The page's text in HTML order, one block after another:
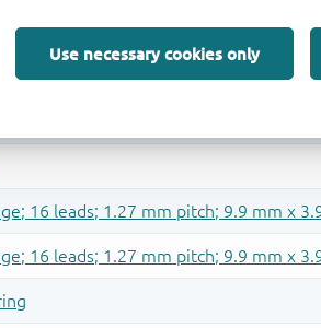
Use necessary cookies only